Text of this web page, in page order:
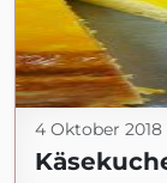
4 Oktober 2018